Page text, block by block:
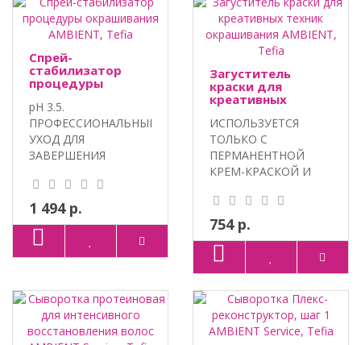
Спрей-
стабилизатор
процедуры
AMBIENT, Tefia
pH 3.5.
ПРОФЕССИОНАЛЬНЫЙ
УХОД ДЛЯ
ЗАВЕРШЕНИЯ
ВОЛОС. 100% VEGAN,
МАС..
1 494 р.
Загуститель
краски для
креативных
окрашивания
AMBIENT, Tefia
ИСПОЛЬЗУЕТСЯ
ТОЛЬКО С
ПЕРМАНЕНТНОЙ
КРЕМ-КРАСКОЙ И
AMBIENT ДЛЯ ..
754 р.